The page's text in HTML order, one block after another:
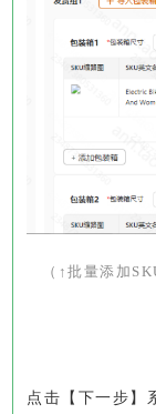
（↑批量添加
点击【下一步】